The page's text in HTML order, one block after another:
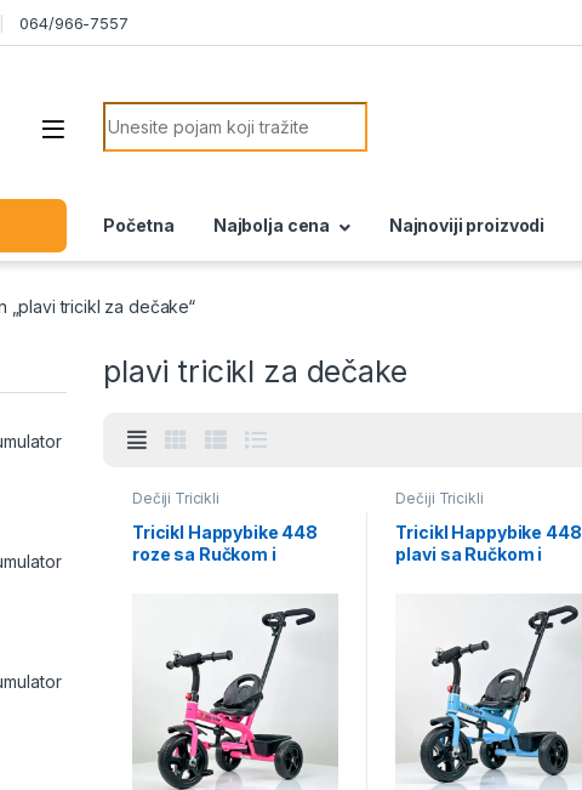
064/966-7557
Search for:
Početna Najbolja cena Najnoviji proizvodi
„plavi tricikl za dečake“
plavi tricikl za dečake
Dečiji Tricikli
Tricikl Happybike 448
roze sa Ručkom i
Dečiji Tricikli
Tricikl Happybike 448
plavi sa Ručkom i